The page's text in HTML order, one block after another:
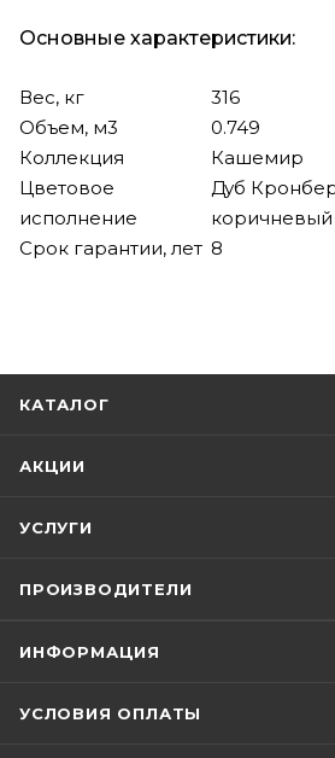
Основные характеристики:
Вес, кг
316
Объем, м3
0.749
Коллекция
Кашемир
Цветовое
исполнение
Дуб
коричневый
Срок гарантии, лет 8
КАТАЛОГ
АКЦИИ
УСЛУГИ
ПРОИЗВОДИТЕЛИ
ИНФОРМАЦИЯ
УСЛОВИЯ ОПЛАТЫ